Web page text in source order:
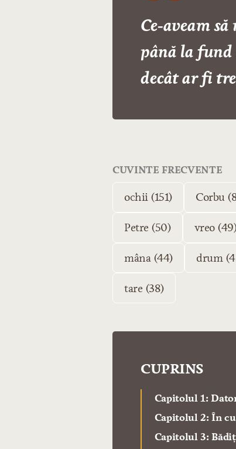
Ce‑aveam
până la fund
decât ar fi
CUVINTE FRECVENTE
ochii (151) Corbu
Petre (50) vreo
mâna (44) drum
tare (38)
CUPRINS
Capitolul 1:
Capitolul 2: În
Capitolul 3: